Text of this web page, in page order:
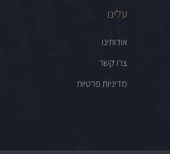
עלינו
אודותינו
צרו קשר
מדיניות פרטיות